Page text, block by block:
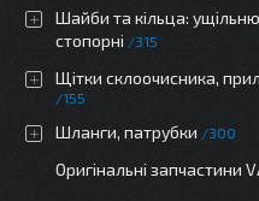
Шайби та кільца:
стопорні
315
Щітки склоочисника,
155
Шланги, патрубки 300
Оригінальні запчастини